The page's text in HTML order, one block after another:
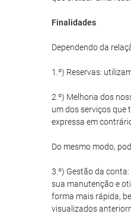
Finalidades
Dependendo da
1.º) Reservas:
2.º) Melhoria dos
um dos serviços que
expressa em
Do mesmo modo,
3.º) Gestão da
sua manutenção e
forma mais rápida,
visualizados